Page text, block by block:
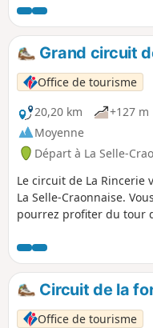
Grand circuit
Office de tourisme
20,20 km
+127 m
Moyenne
Départ à La Selle-
Le circuit de La Rincerie
La Selle-Craonnaise.
pourrez profiter du tour
Circuit de la
Office de tourisme